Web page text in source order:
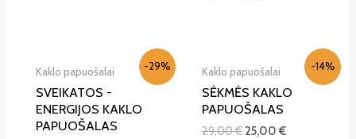
-29%
Kaklo papuošalai
SVEIKATOS -
ENERGIJOS KAKLO
PAPUOŠALAS
-14%
Kaklo papuošalai
SĖKMĖS KAKLO
PAPUOŠALAS
29,00€ 25,00€